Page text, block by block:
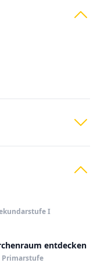
I
entdecken
Primarstufe